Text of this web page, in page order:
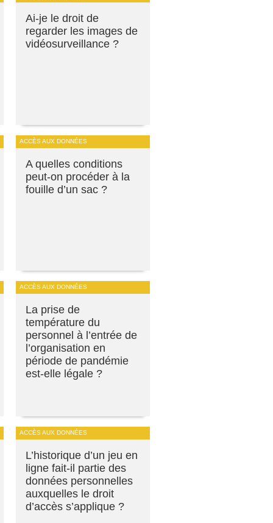
Ai-je le droit de
regarder les images de
vidéosurveillance ?
ACCÈS AUX DONNÉES
A quelles conditions
peut-on procéder à la
fouille d’un sac ?
ACCÈS AUX DONNÉES
La prise de
température du
personnel à l’entrée de
l’organisation en
période de pandémie
est-elle légale ?
ACCÈS AUX DONNÉES
L’historique d’un jeu en
ligne fait-il partie des
données personnelles
auxquelles le droit
d’accès s’applique ?